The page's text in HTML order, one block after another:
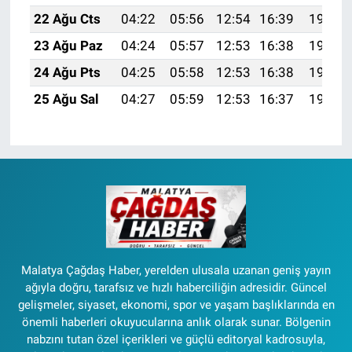
22 Ağu Cts 04:22 05:56 12:54 16:39
19:42
23 Ağu Paz
04:24 05:57 12:53 16:38
19:40
24 Ağu Pts
04:25 05:58 12:53 16:38
19:39
25 Ağu Sal
04:27 05:59 12:53 16:37 19:37
Malatya Çağdaş Haber, yerelden ulusala uzanan geniş yayın
ağıyla doğru, tarafsız ve hızlı haberciliğin adresidir. Güncel
gelişmeler, siyaset, ekonomi, spor ve yaşam başlıklarında en
önemli haberleri okuyucularına anlık olarak sunar. Bölgenin
nabzını tutan özel içerikleri ve güçlü editoryal kadrosuyla,